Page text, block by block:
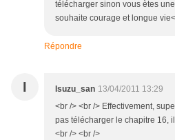
télécharger sinon vous ètes
souhaite courage et longue
Répondre
I Isuzu_san 13/04/2011 13:29
<br /> <br /> Effectivement,
pas télécharger le chapitre 16,
<br /> <br />